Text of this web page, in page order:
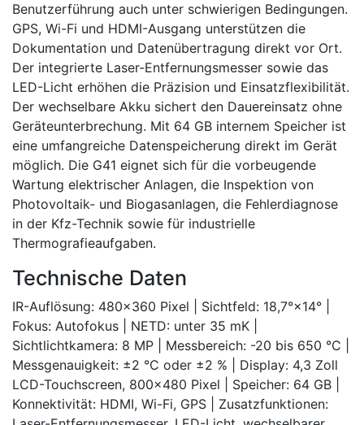
Benutzerführung auch unter schwierigen Bedingungen.
GPS, Wi-Fi und HDMI-Ausgang unterstützen die
Dokumentation und Datenübertragung direkt vor Ort.
Der integrierte Laser-Entfernungsmesser sowie das
LED-Licht erhöhen die Präzision und Einsatzflexibilität.
Der wechselbare Akku sichert den Dauereinsatz ohne
Geräteunterbrechung. Mit 64 GB internem Speicher ist
eine umfangreiche Datenspeicherung direkt im Gerät
möglich. Die G41 eignet sich für die vorbeugende
Wartung elektrischer Anlagen, die Inspektion von
Photovoltaik- und Biogasanlagen, die Fehlerdiagnose
in der Kfz-Technik sowie für industrielle
Thermografieaufgaben.
Technische Daten
IR-Auflösung: 480×360 Pixel | Sichtfeld: 18,7°×14° |
Fokus: Autofokus | NETD: unter 35 mK |
Sichtlichtkamera: 8 MP | Messbereich: -20 bis 650 °C |
Messgenauigkeit: ±2 °C oder ±2 % | Display: 4,3 Zoll
LCD-Touchscreen, 800×480 Pixel | Speicher: 64 GB |
Konnektivität: HDMI, Wi-Fi, GPS | Zusatzfunktionen: